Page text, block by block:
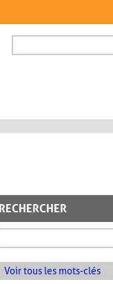
FORMULAIRE DE
RECHERCHER
Voir tous les mots-clés